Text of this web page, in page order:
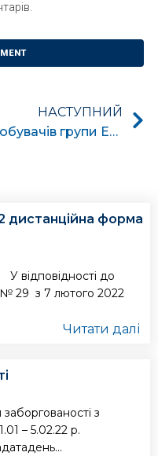
НАСТУПНИЙ
Здобувачів групи ЕМ-171 відбувся тренінг розвитку лідерських якостей
дистанційна форма
відповідності до
№ 29 з 7 лютого 2022
Читати далі
заборгованості з
– 5.02.22 р.